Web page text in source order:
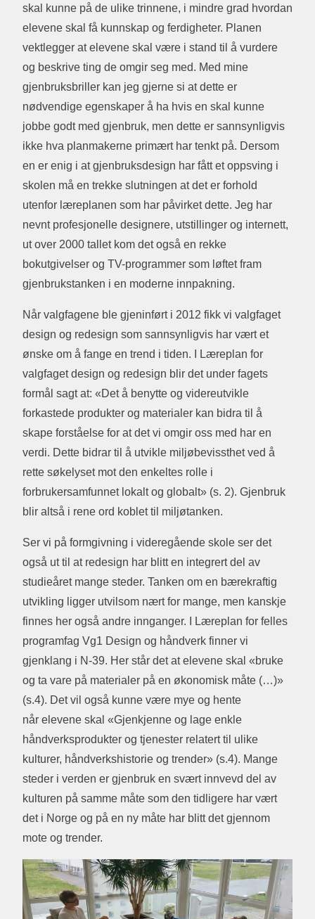
skal kunne på de ulike trinnene, i mindre grad hvordan
elevene skal få kunnskap og ferdigheter. Planen
vektlegger at elevene skal være i stand til å vurdere
og beskrive ting de omgir seg med. Med mine
gjenbruksbriller kan jeg gjerne si at dette er
nødvendige egenskaper å ha hvis en skal kunne
jobbe godt med gjenbruk, men dette er sannsynligvis
ikke hva planmakerne primært har tenkt på. Dersom
en er enig i at gjenbruksdesign har fått et oppsving i
skolen må en trekke slutningen at det er forhold
utenfor læreplanen som har påvirket dette. Jeg har
nevnt profesjonelle designere, utstillinger og internett,
ut over 2000 tallet kom det også en rekke
bokutgivelser og TV-programmer som løftet fram
gjenbrukstanken i en moderne innpakning.
Når valgfagene ble gjeninført i 2012 fikk vi valgfaget
design og redesign som sannsynligvis har vært et
ønske om å fange en trend i tiden. I Læreplan for
valgfaget design og redesign blir det under fagets
formål sagt at: «Det å benytte og videreutvikle
forkastede produkter og materialer kan bidra til å
skape forståelse for at det vi omgir oss med har en
verdi. Dette bidrar til å utvikle miljøbevissthet ved å
rette søkelyset mot den enkeltes rolle i
forbrukersamfunnet lokalt og globalt» (s. 2). Gjenbruk
blir altså i rene ord koblet til miljøtanken.
Ser vi på formgivning i videregående skole ser det
også ut til at redesign har blitt en integrert del av
studieåret mange steder. Tanken om en bærekraftig
utvikling ligger utvilsom nært for mange, men kanskje
finnes her også andre innganger. I Læreplan for felles
programfag Vg1 Design og håndverk finner vi
gjenklang i N-39. Her står det at elevene skal «bruke
og ta vare på materialer på en økonomisk måte (…)»
(s.4). Det vil også kunne være mye og hente
når elevene skal «Gjenkjenne og lage enkle
håndverksprodukter og tjenester relatert til ulike
kulturer, håndverkshistorie og trender» (s.4). Mange
steder i verden er gjenbruk en svært innvevd del av
kulturen på samme måte som den tidligere har vært
det i Norge og på en ny måte har blitt det gjennom
mote og trender.